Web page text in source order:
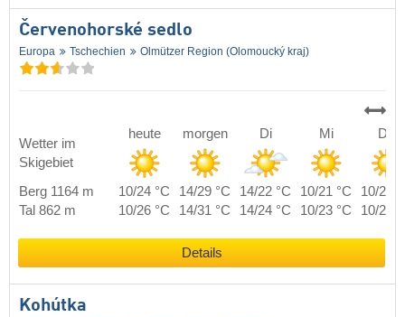
Červenohorské sedlo
Europa Tschechien Olmützer Region (Olomoucký kraj)
Wetter im
Skigebiet
heute morgen Di Mi Do
Berg 1164 m 10/24 °C 14/29 °C 14/22 °C 10/21 °C
10/22
Tal 862 m
10/26 °C 14/31 °C 14/24 °C 10/23 °C 10/24
Details
Kohútka